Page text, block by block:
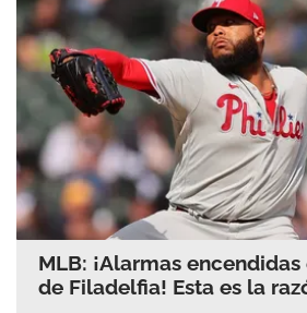
MLB: ¡Alarmas
de Filadelfia! Esta es la